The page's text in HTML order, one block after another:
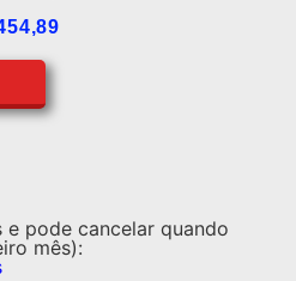
pode cancelar quando
mês):